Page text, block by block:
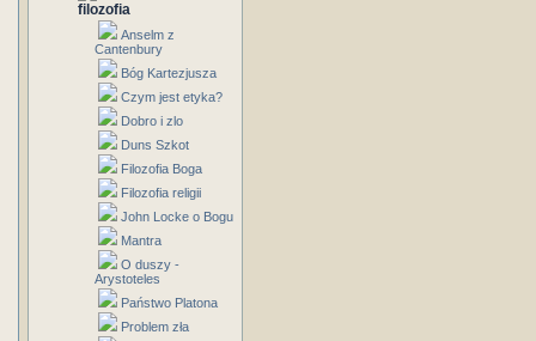
filozofia
Anselm z
Cantenbury
Bóg Kartezjusza
Czym jest etyka?
Dobro i zlo
Duns Szkot
Filozofia Boga
Filozofia religii
John Locke o Bogu
Mantra
O duszy -
Arystoteles
Państwo Platona
Problem zła